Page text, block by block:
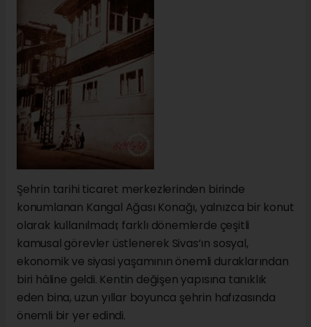
Şehrin tarihi ticaret merkezlerinden birinde
konumlanan Kangal Ağası Konağı, yalnızca bir konut
olarak kullanılmadı; farklı dönemlerde çeşitli
kamusal görevler üstlenerek Sivas’ın sosyal,
ekonomik ve siyasi yaşamının önemli duraklarından
biri hâline geldi. Kentin değişen yapısına tanıklık
eden bina, uzun yıllar boyunca şehrin hafızasında
önemli bir yer edindi.